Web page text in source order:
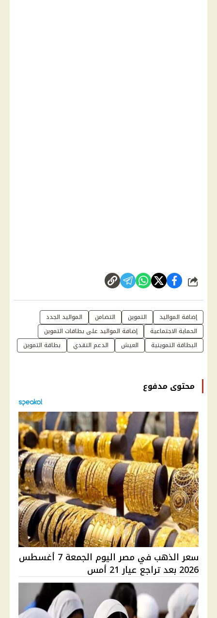
شارك
إضافة المواليد التموين التضامن
المواليد الجدد
الحماية الاجتماعية
إضافة المواليد على بطاقات التموين
البطاقة التموينية
العيش الدعم النقدي بطاقة التموين
محتوى مدفوع
سعر الذهب في مصر اليوم الجمعة 7 أغسطس
2026 بعد تراجع عيار 21 أمس